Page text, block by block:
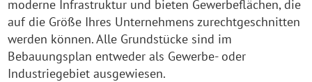
moderne Infrastruktur und bieten Gewerbeflächen, die
auf die Größe Ihres Unternehmens zurechtgeschnitten
werden können. Alle Grundstücke sind im
Bebauungsplan entweder als Gewerbe- oder
Industriegebiet ausgewiesen.